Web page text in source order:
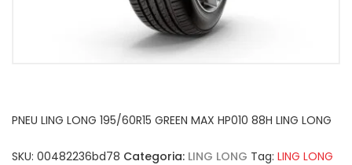
PNEU LING LONG 195/60R15 GREEN MAX HP010 88H LING LONG
SKU: 00482236bd78 Categoria: LING LONG Tag: LING LONG